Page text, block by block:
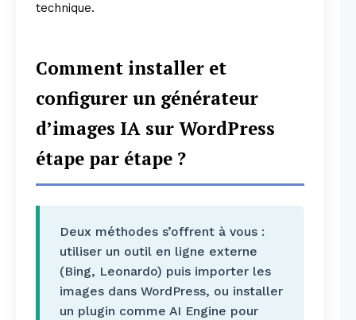
technique.
Comment installer et
configurer un générateur
d’images IA sur WordPress
étape par étape ?
Deux méthodes s’offrent à vous :
utiliser un outil en ligne externe
(Bing, Leonardo) puis importer les
images dans WordPress, ou installer
un plugin comme AI Engine pour